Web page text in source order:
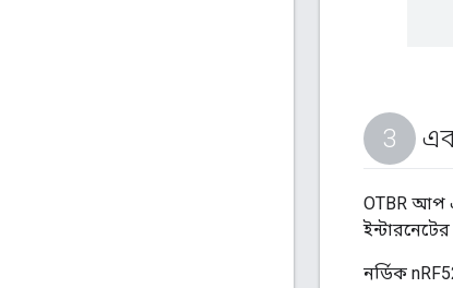
OTBR আপ
নর্ডিক